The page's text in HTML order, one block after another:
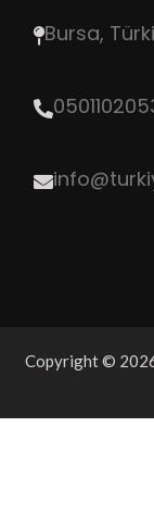
Bursa,
Copyright ©